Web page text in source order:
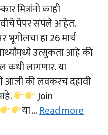
मित्रांनो काही
पेपर संपले आहेत.
हा 26 मार्च
उत्सुकता आहे की
कधी लागणार. या
आली की लवकरच दहावी
Join
या …Read more